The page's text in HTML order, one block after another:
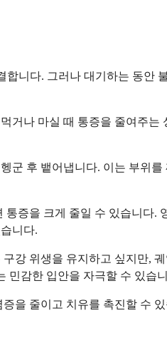
니다. 그러나 대기하는 동안
거나 마실 때 통증을 줄여주는
군 후 뱉어냅니다. 이는 부위
증을 크게 줄일 수 있습니다.
니다.
강 위생을 유지하고 싶지만,
민감한 입안을 자극할 수 있습
을 줄이고 치유를 촉진할 수